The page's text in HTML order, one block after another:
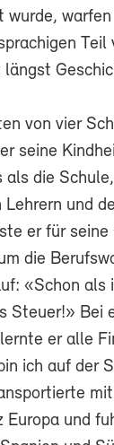
wurde,
Teil
von vier
seine
als die
Lehrern und
er für
die
«Schon als
Steuer!» Bei
er alle
ich auf der
Europa und